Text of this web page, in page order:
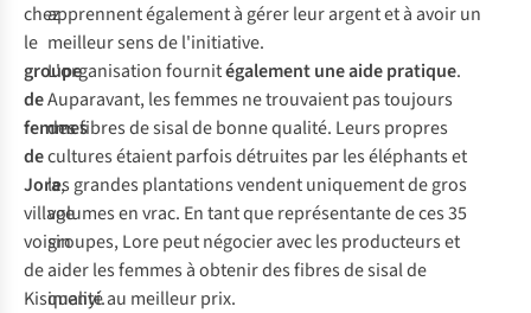
chez
le
groupe
de
femmes
de
Jora,
village
voisin
de
Kisimenyi.
apprennent également à gérer leur argent et à avoir un
meilleur sens de l'initiative.
L'organisation fournitégalement une aide pratique.
Auparavant, les femmes ne trouvaient pas toujours
des fibres de sisal de bonne qualité. Leurs propres
cultures étaient parfois détruites par les éléphants et
les grandes plantations vendent uniquement de gros
volumes en vrac. En tant que représentante de ces 35
groupes, Lore peut négocier avec les producteurs et
aider les femmes à obtenir des fibres de sisal de
qualité au meilleur prix.